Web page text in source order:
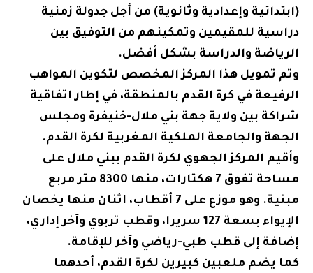
(ابتدائية وإعدادية وثانوية) من أجل جدولة زمنية
دراسية للمقيمين وتمكينهم من التوفيق بين
الرياضة والدراسة بشكل أفضل.
وتم تمويل هذا المركز المخصص لتكوين المواهب
الرفيعة في كرة القدم بالمنطقة، في إطار اتفاقية
شراكة بين ولاية جهة بني ملال-خنيفرة ومجلس
الجهة والجامعة الملكية المغربية لكرة القدم.
وأقيم المركز الجهوي لكرة القدم ببني ملال على
مساحة تفوق 7 هكتارات، منها 8300 متر مربع
مبنية. وهو موزع على 7 أقطاب، اثنان منها يخصان
الإيواء بسعة 127 سريرا، وقطب تربوي وآخر إداري،
إضافة إلى قطب طبي-رياضي وآخر للإقامة.
كما يضم ملعبين كبيرين لكرة القدم، أحدهما